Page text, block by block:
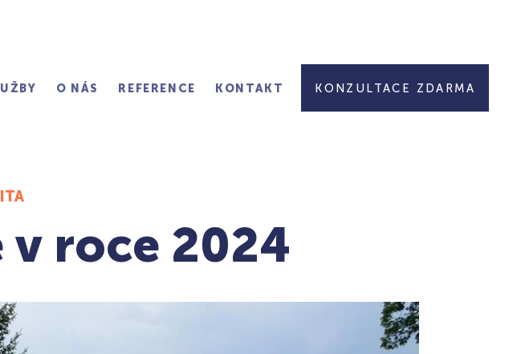
O NÁS REFERENCE KONTAKT KONZULTACE ZDARMA
v roce 2024